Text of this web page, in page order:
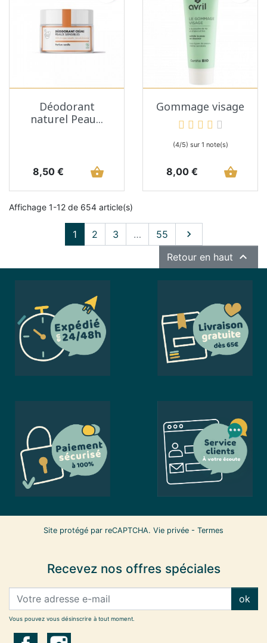
Déodorant
naturel Peau...
Prix
8,50 € shopping_basket
Gommage visage
(4/5) sur 1 note(s)
Prix
8,00 € shopping_basket
Affichage 1-12 de 654 article(s)
1 2 3 … 55 Suivant

Retour en haut 
Site protégé par reCAPTCHA. Vie privée - Termes
Recevez nos offres spéciales
ok
Vous pouvez vous désinscrire à tout moment.